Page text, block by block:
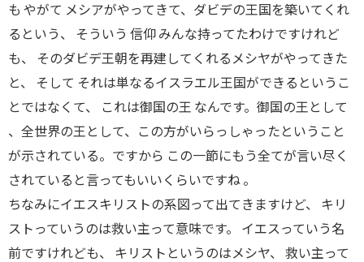
も やがて メシアがやってきて、ダビデの王国を築いてくれ
るという、 そういう 信仰 みんな持ってたわけですけれど
も、 そのダビデ王朝を再建してくれるメシヤがやってきた
と、 そして それは単なるイスラエル王国ができるというこ
とではなくて、 これは御国の王 なんです。御国の王として
、全世界の王として、この方がいらっしゃったということ
が示されている。ですから この一節にもう全てが言い尽く
されていると言ってもいいくらいですね 。
ちなみにイエスキリストの系図って出てきますけど、 キリ
ストっていうのは救い主って意味です。 イエスっていう名
前ですけれども、 キリストというのはメシヤ、 救い主って